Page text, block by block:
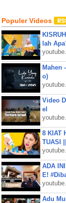
Populer Videos
lah
Mahen
o)
Video
el
8 KIAT
TUASI
ADA
E!
Adu